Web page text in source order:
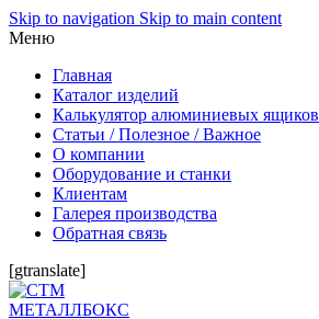
Skip to navigation Skip to main content
Меню
Главная
Каталог изделий
Калькулятор алюминиевых ящиков
Статьи / Полезное / Важное
О компании
Оборудование и станки
Клиентам
Галерея производства
Обратная связь
[gtranslate]